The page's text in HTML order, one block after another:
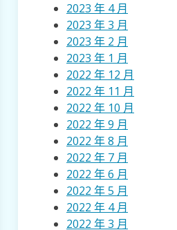
2023 年 4 月
2023 年 3 月
2023 年 2 月
2023 年 1 月
2022 年 12 月
2022 年 11 月
2022 年 10 月
2022 年 9 月
2022 年 8 月
2022 年 7 月
2022 年 6 月
2022 年 5 月
2022 年 4 月
2022 年 3 月